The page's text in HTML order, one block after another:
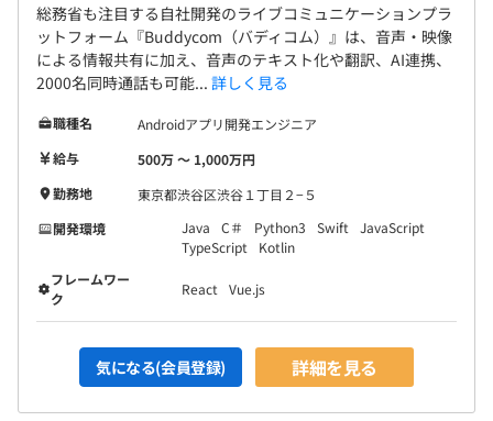
総務省も注目する自社開発のライブコミュニケーションプラ
ットフォーム『Buddycom（バディコム）』は、音声・映像
による情報共有に加え、音声のテキスト化や翻訳、AI連携、
2000名同時通話も可能... 詳しく見る
職種名
Androidアプリ開発エンジニア
給与
500万 〜 1,000万円
勤務地
東京都渋谷区渋谷１丁目２−５
開発環境
Java C＃ Python3 Swift
JavaScript
TypeScript
Kotlin
フレームワー
ク
React Vue.js
気になる(会員登録) 詳細を見る